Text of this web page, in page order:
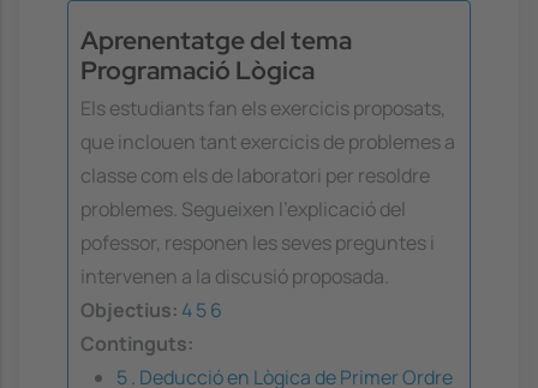
Aprenentatge del tema
Programació Lògica
Els estudiants fan els exercicis proposats,
que inclouen tant exercicis de problemes a
classe com els de laboratori per resoldre
problemes. Segueixen l'explicació del
pofessor, responen les seves preguntes i
intervenen a la discusió proposada.
Objectius: 456
Continguts:
5 . Deducció en Lògica de Primer Ordre